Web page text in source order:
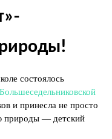
состоялось
Большеседельниковской
и принесла не просто
природы — детский